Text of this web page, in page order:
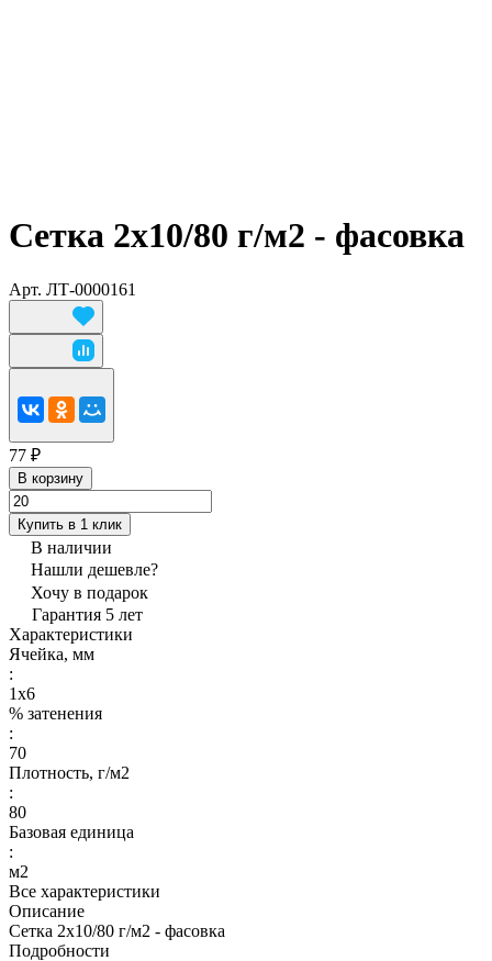
Сетка 2х10/80 г/м2 - фасовка
Арт. ЛТ-0000161
77 ₽
В корзину
Купить в 1 клик
В наличии
Нашли дешевле?
Хочу в подарок
Гарантия 5 лет
Характеристики
Ячейка, мм
:
1х6
% затенения
:
70
Плотность, г/м2
:
80
Базовая единица
:
м2
Все характеристики
Описание
Сетка 2х10/80 г/м2 - фасовка
Подробности